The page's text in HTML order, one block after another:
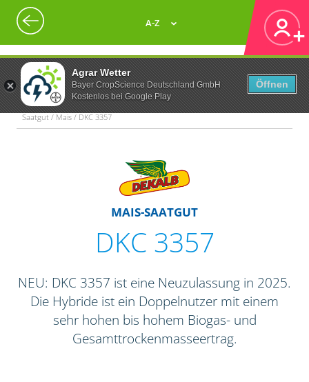
Agrar Wetter
Bayer CropScience Deutschland GmbH
Kostenlos bei Google Play
Öffnen
A-Z
Saatgut / Mais / DKC 3357
MAIS-SAATGUT
DKC 3357
NEU: DKC 3357 ist eine Neuzulassung in 2025.
Die Hybride ist ein Doppelnutzer mit einem
sehr hohen bis hohem Biogas- und
Gesamttrockenmasseertrag.